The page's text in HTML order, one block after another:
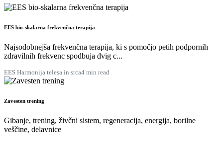
EES bio-skalarna frekvenčna terapija
Najsodobnejša frekvenčna terapija, ki s pomočjo petih podpornih
zdravilnih frekvenc spodbuja dvig c...
EES Harmonija telesa in srca4 min read
Zavesten trening
Gibanje, trening, živčni sistem, regeneracija, energija, borilne
veščine, delavnice